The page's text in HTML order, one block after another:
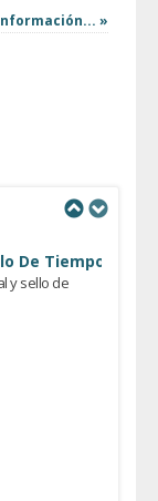
»
De Tiempo
y sello de
Previous